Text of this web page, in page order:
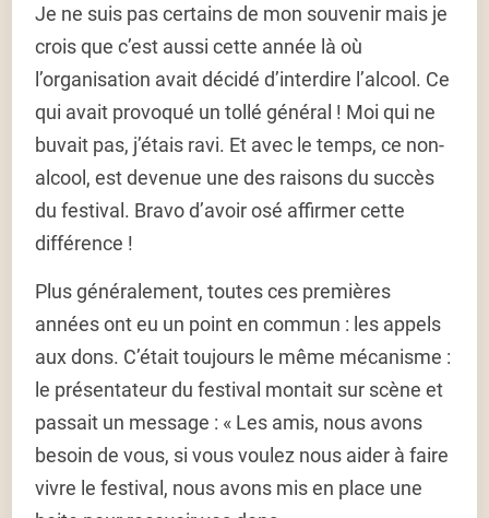
Je ne suis pas certains de mon souvenir mais je
crois que c’est aussi cette année là où
l’organisation avait décidé d’interdire l’alcool. Ce
qui avait provoqué un tollé général ! Moi qui ne
buvait pas, j’étais ravi. Et avec le temps, ce non-
alcool, est devenue une des raisons du succès
du festival. Bravo d’avoir osé affirmer cette
différence !
Plus généralement, toutes ces premières
années ont eu un point en commun : les appels
aux dons. C’était toujours le même mécanisme :
le présentateur du festival montait sur scène et
passait un message : « Les amis, nous avons
besoin de vous, si vous voulez nous aider à faire
vivre le festival, nous avons mis en place une